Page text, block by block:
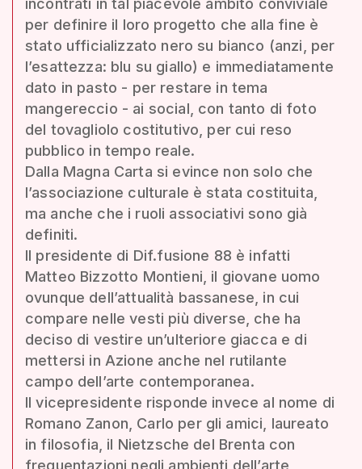
incontrati in tal piacevole ambito conviviale
per definire il loro progetto che alla fine è
stato ufficializzato nero su bianco (anzi, per
l’esattezza: blu su giallo) e immediatamente
dato in pasto - per restare in tema
mangereccio - ai social, con tanto di foto
del tovagliolo costitutivo, per cui reso
pubblico in tempo reale.
Dalla Magna Carta si evince non solo che
l’associazione culturale è stata costituita,
ma anche che i ruoli associativi sono già
definiti.
Il presidente di Dif.fusione 88 è infatti
Matteo Bizzotto Montieni, il giovane uomo
ovunque dell’attualità bassanese, in cui
compare nelle vesti più diverse, che ha
deciso di vestire un’ulteriore giacca e di
mettersi in Azione anche nel rutilante
campo dell’arte contemporanea.
Il vicepresidente risponde invece al nome di
Romano Zanon, Carlo per gli amici, laureato
in filosofia, il Nietzsche del Brenta con
frequentazioni negli ambienti dell’arte